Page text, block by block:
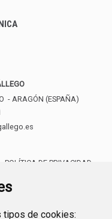
tipos de cookies:
- ARAGÓN (ESPAÑA)
POLÍTICA DE PRIVACIDAD